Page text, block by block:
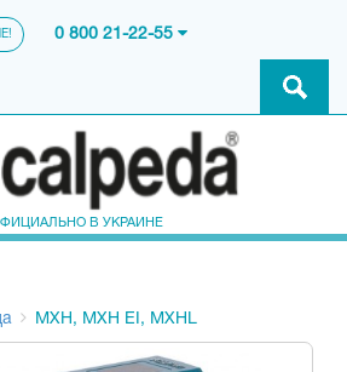
0 800 21-22-55
В УКРАИНЕ
MXH, MXH EI, MXHL